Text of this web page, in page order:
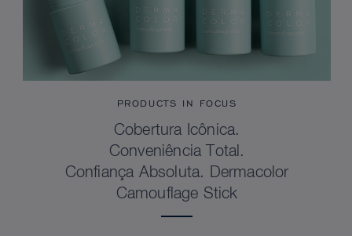
PRODUCTS IN FOCUS
Cobertura Icônica.
Conveniência Total.
Confiança Absoluta. Dermacolor
Camouflage Stick